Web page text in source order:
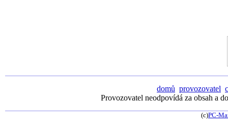
domů provozovatel
Provozovatel neodpovídá za obsah a
(c)PC-